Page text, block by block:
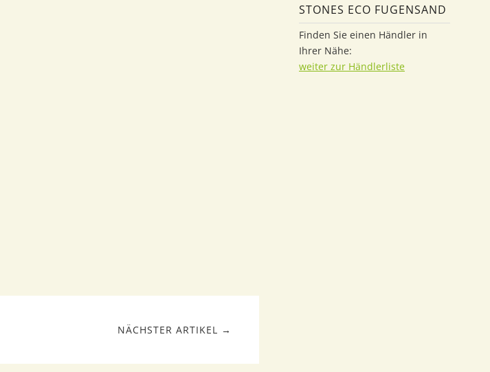
NÄCHSTER ARTIKEL →
STONES ECO FUGENSAND
Finden Sie einen Händler in
Ihrer Nähe:
weiter zur Händlerliste